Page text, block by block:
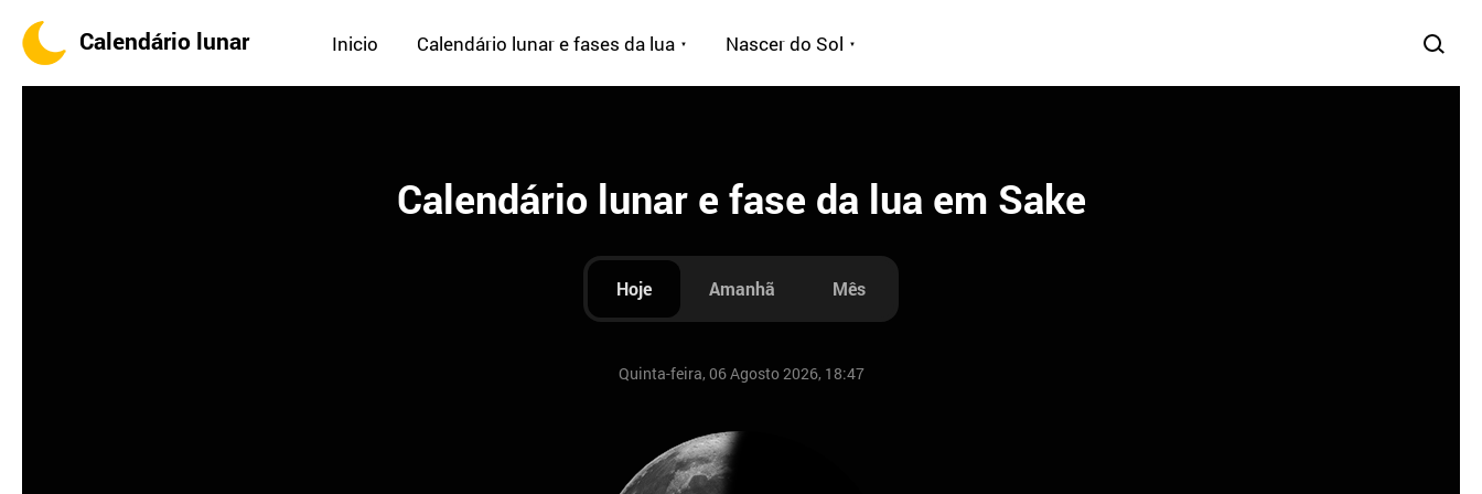
Calendário lunar Inicio Calendário lunar e fases da lua Nascer do Sol
Calendário lunar e fase da lua em Sake
Hoje Amanhã Mês
Quinta-feira, 06 Agosto 2026, 18:47